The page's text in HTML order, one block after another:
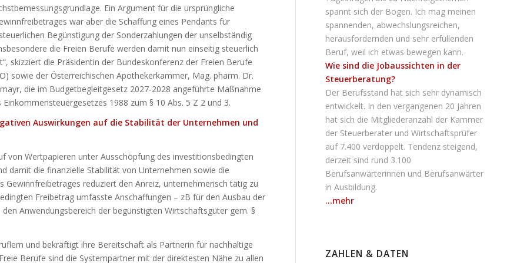
Ein Argument für die ursprüngliche
war aber die Schaffung eines Pendants für
Begünstigung der Sonderzahlungen der unselbständig
die Freien Berufe werden damit nun einseitig steuerlich
skizziert die Präsidentin der Bundeskonferenz der Freien Berufe
sowie der Österreichischen Apothekerkammer, Mag. pharm. Dr.
die im Budgetbegleitgesetz 2027-2028 angeführte Maßnahme
1988 zum § 10 Abs. 5 Z 2 und 3.
Auswirkungen auf die Stabilität der Unternehmen und
von Wertpapieren unter Ausschöpfung des investitionsbedingten
damit die finanzielle Stabilität von Unternehmen sowie die
Gewinnfreibetrages reduziert den Anreiz, unternehmerisch tätig zu
Freibetrag umfasste Anschaffungen – zB für den Ausbau der
Anwendungsbereich der begünstigten Wirtschaftsgüter gem. §
und bekräftigt ihre Bereitschaft als Partnerin für nachhaltige
Berufe sind die Systempartner mit der direktesten Nähe zu allen
spannt sich der Bogen. Ich mag meinen
spannenden, abwechslungsreichen,
herausfordernden und sehr erfüllenden
Beruf, weil ich etwas bewegen kann.
Wie sind die Jobaussichten in der
Steuerberatung?
Der Berufsstand hat sich sehr dynamisch
entwickelt. In den vergangenen 20 Jahren
hat sich die Mitgliederanzahl der Kammer
der Steuerberater und Wirtschaftsprüfer
auf 7.400 verdoppelt. Tendenz steigend,
derzeit sind rund 3.100
Berufsanwärterinnen und Berufsanwärter
in Ausbildung.
...mehr
ZAHLEN & DATEN